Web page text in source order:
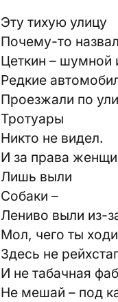
Эту тихую улицу
Почему-то
Цеткин – шумной
Редкие
Проезжали по
Тротуары
Никто не видел.
И за права
Лишь выли
Собаки –
Лениво выли из-
Мол, чего ты
Здесь не
И не табачная
Не мешай – под